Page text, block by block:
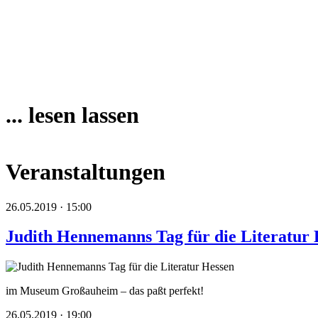
... lesen lassen
Veranstaltungen
26.05.2019 · 15:00
Judith Hennemanns Tag für die Literatur
im Museum Großauheim – das paßt perfekt!
26.05.2019 · 19:00